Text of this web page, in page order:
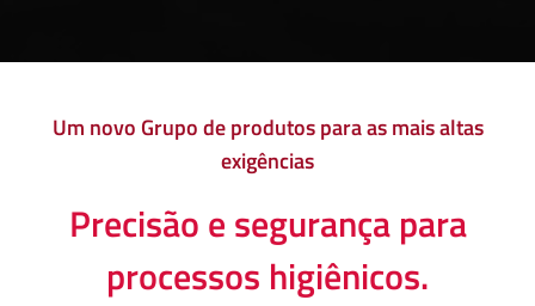
Um novo Grupo de produtos para as mais altas
exigências
Precisão e segurança para
processos higiênicos.